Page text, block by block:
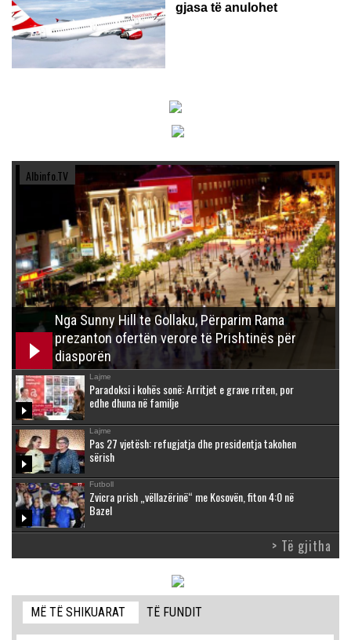
gjasa të anulohet
Albinfo.TV
Nga Sunny Hill te Gollaku, Përparim Rama
prezanton ofertën verore të Prishtinës për
diasporën
Lajme
Paradoksi i kohës sonë: Arritjet e grave rriten, por
edhe dhuna në familje
Lajme
Pas 27 vjetësh: refugjatja dhe presidentja takohen
sërish
Futboll
Zvicra prish „vëllazërinë“ me Kosovën, fiton 4:0 në
Bazel
> Të gjitha
MË TË SHIKUARAT TË FUNDIT